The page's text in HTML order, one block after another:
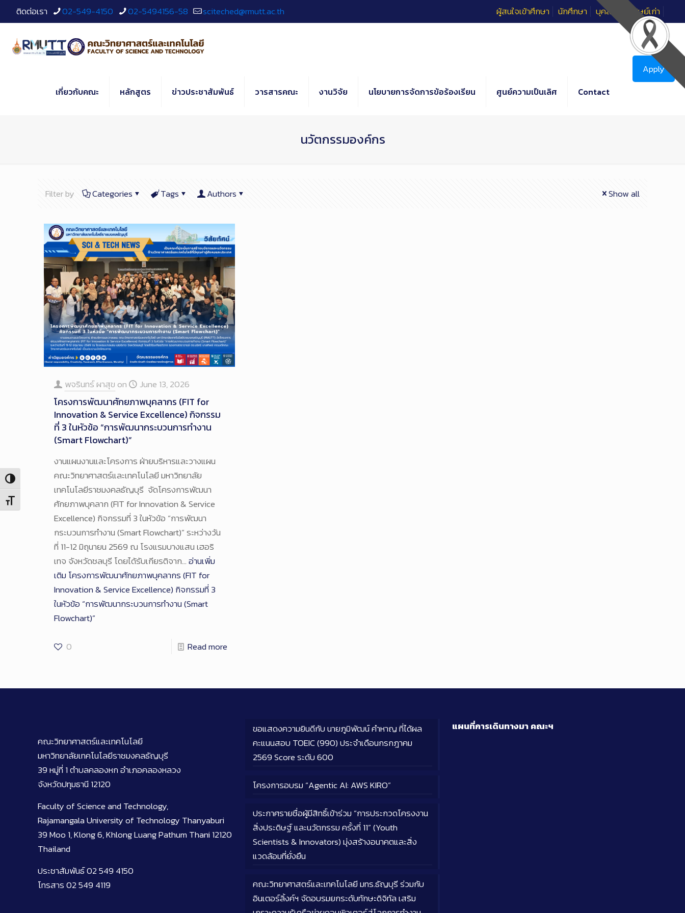
to
Content
Toggle High Contrast
Toggle Font size
ติดต่อเรา 02-549-4150 02-5494156-58 sciteched@rmutt.ac.th ผู้สนใจเข้าศึกษา นักศึกษา บุคลากร ศิษย์เก่า
เกี่ยวกับคณะ หลักสูตร ข่าวประชาสัมพันธ์ วารสารคณะ งานวิจัย นโยบายการจัดการข้อร้องเรียน ศูนย์ความเป็นเลิศ Contact
Apply
นวัตกรรมองค์กร
Filter by Categories Tags Authors Show all
พจรินทร์ ผาสุข on June 13, 2026
โครงการพัฒนาศักยภาพบุคลากร (FIT for
Innovation & Service Excellence) กิจกรรม
ที่ 3 ในหัวข้อ “การพัฒนากระบวนการทำงาน
(Smart Flowchart)”
งานแผนงานและโครงการ ฝ่ายบริหารและวางแผน
คณะวิทยาศาสตร์และเทคโนโลยี มหาวิทยาลัย
เทคโนโลยีราชมงคลธัญบุรี จัดโครงการพัฒนา
ศักยภาพบุคลาก (FIT for Innovation & Service
Excellence) กิจกรรมที่ 3 ในหัวข้อ “การพัฒนา
กระบวนการทำงาน (Smart Flowchart)” ระหว่างวัน
ที่ 11-12 มิถุนายน 2569 ณ โรงแรมบางแสน เฮอริ
เทจ จังหวัดชลบุรี โดยได้รับเกียรติจาก…อ่านเพิ่ม
เติม โครงการพัฒนาศักยภาพบุคลากร (FIT for
Innovation & Service Excellence) กิจกรรมที่ 3
ในหัวข้อ “การพัฒนากระบวนการทำงาน (Smart
Flowchart)”
0 Read more
คณะวิทยาศาสตร์และเทคโนโลยี
มหาวิทยาลัยเทคโนโลยีราชมงคลธัญบุรี
39 หมู่ที่ 1 ตำบลคลองหก อำเภอคลองหลวง
จังหวัดปทุมธานี 12120
Faculty of Science and Technology,
Rajamangala University of Technology Thanyaburi
39 Moo 1, Klong 6, Khlong Luang Pathum Thani 12120
Thailand
ประชาสัมพันธ์ 02 549 4150
โทรสาร 02 549 4119
ขอแสดงความยินดีกับ นายภูมิพัฒน์ คำหาญ ที่ได้ผล
คะแนนสอบ TOEIC (990) ประจำเดือนกรกฎาคม
2569 Score ระดับ 600
โครงการอบรม “Agentic AI: AWS KIRO”
ประกาศรายชื่อผู้มีสิทธิ์เข้าร่วม “การประกวดโครงงาน
สิ่งประดิษฐ์ และนวัตกรรม ครั้งที่ 11” (Youth
Scientists & Innovators) มุ่งสร้างอนาคตและสิ่ง
แวดล้อมที่ยั่งยืน
คณะวิทยาศาสตร์และเทคโนโลยี มทร.ธัญบุรี ร่วมกับ
อินเตอร์ลิ้งค์ฯ จัดอบรมยกระดับทักษะดิจิทัล เสริม
แผนที่การเดินทางมาคณะฯ